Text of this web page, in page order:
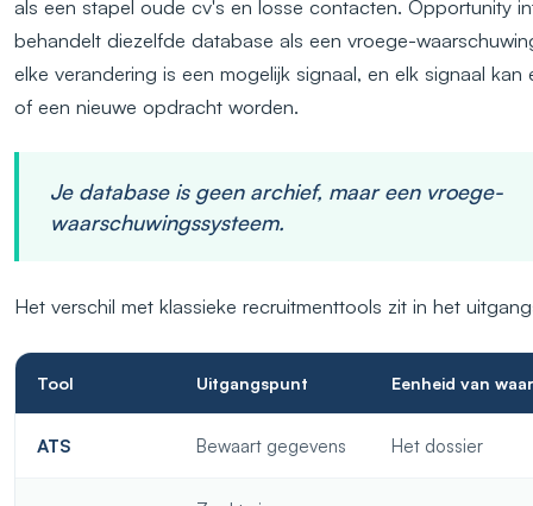
als een stapel oude cv's en losse contacten. Opportunity
behandelt diezelfde database als een vroege-
elke verandering is een mogelijk signaal, en elk signaal kan
of een nieuwe opdracht worden.
Je database is geen archief, maar een vroege-
waarschuwingssysteem.
Het verschil met klassieke recruitmenttools zit in het
Tool Uitgangspunt Eenheid van
ATS Bewaart gegevens Het dossier